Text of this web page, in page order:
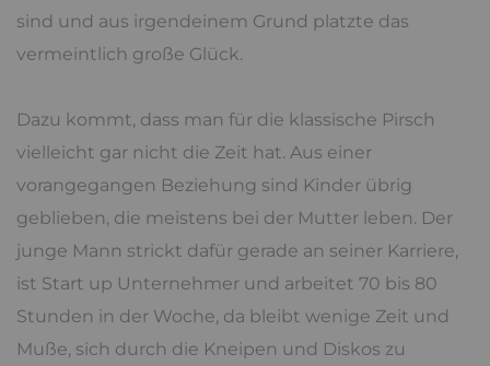
sind und aus irgendeinem Grund platzte das
vermeintlich große Glück.
Dazu kommt, dass man für die klassische Pirsch
vielleicht gar nicht die Zeit hat. Aus einer
vorangegangen Beziehung sind Kinder übrig
geblieben, die meistens bei der Mutter leben. Der
junge Mann strickt dafür gerade an seiner Karriere,
ist Start up Unternehmer und arbeitet 70 bis 80
Stunden in der Woche, da bleibt wenige Zeit und
Muße, sich durch die Kneipen und Diskos zu